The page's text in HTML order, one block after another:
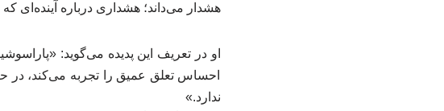
هشدار می‌داند؛ هشداری درباره آینده‌ای
او در تعریف این پدیده می‌گوید:
احساس تعلق عمیق را تجربه می‌کند، در
ندارد.»